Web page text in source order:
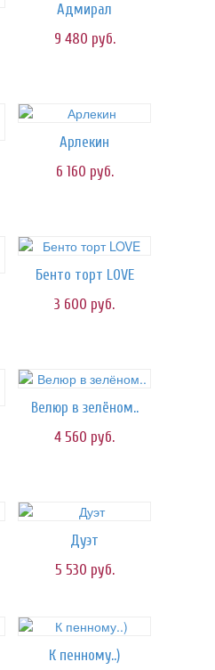
Адмирал
9 480 руб.
Арлекин
6 160 руб.
Бенто торт LOVE
3 600 руб.
Велюр в зелёном..
4 560 руб.
Дуэт
5 530 руб.
К пенному..)